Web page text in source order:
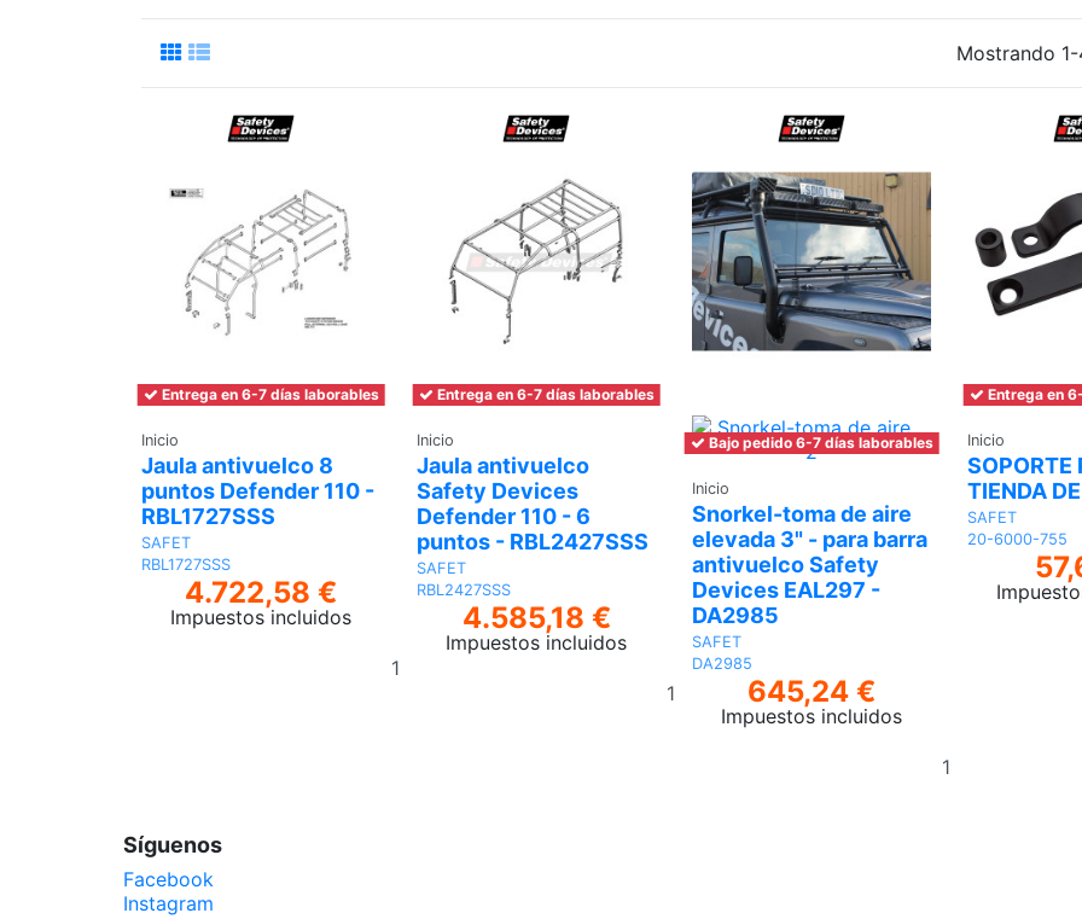
Mostrando
Entrega en 6-7 días laborables
Inicio
Jaula antivuelco 8
puntos Defender 110 -
RBL1727SSS
SAFET
RBL1727SSS
4.722,58 €
Impuestos incluidos
Añadir
Entrega en 6-7 días laborables
Inicio
Jaula antivuelco
Safety Devices
Defender 110 - 6
puntos - RBL2427SSS
SAFET
RBL2427SSS
4.585,18 €
Impuestos incluidos
Añadir
al
carrito
Bajo pedido 6-7 días laborables
Inicio
Snorkel-toma de aire
elevada 3" - para barra
antivuelco Safety
Devices EAL297 -
DA2985
SAFET
DA2985
645,24 €
Impuestos incluidos
Entrega en
Inicio
SOPORTE
TIENDA
SAFET
20-6000-755
Síguenos
Facebook
Instagram